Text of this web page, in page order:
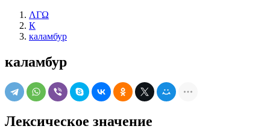
ΛΓΩ
К
каламбур
каламбур
Лексическое значение